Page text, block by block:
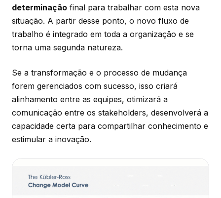
determinação final para trabalhar com esta nova
situação. A partir desse ponto, o novo fluxo de
trabalho é integrado em toda a organização e se
torna uma segunda natureza.
Se a transformação e o processo de mudança
forem gerenciados com sucesso, isso criará
alinhamento entre as equipes, otimizará a
comunicação entre os stakeholders, desenvolverá a
capacidade certa para compartilhar conhecimento e
estimular a inovação.